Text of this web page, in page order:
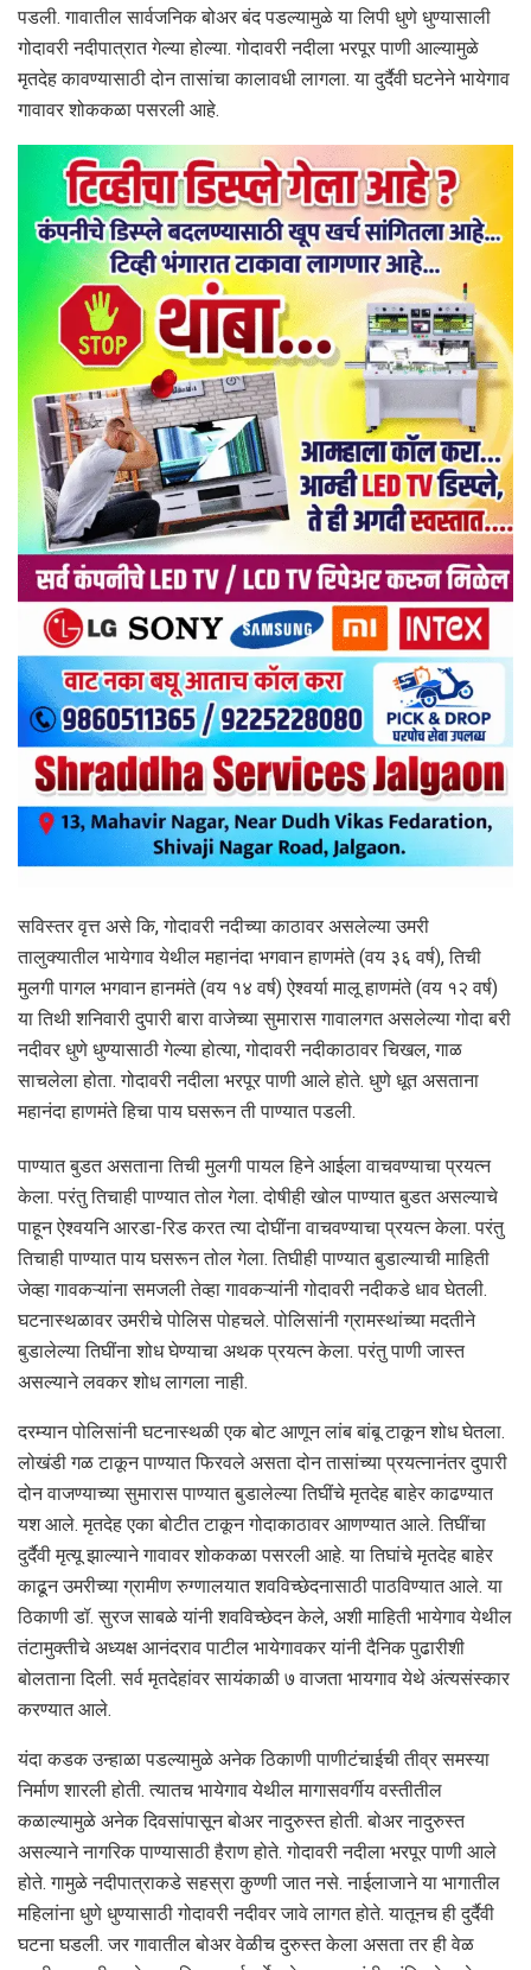
पडली. गावातील सार्वजनिक बोअर बंद पडल्यामुळे या लिपी धुणे धुण्यासाली
गोदावरी नदीपात्रात गेल्या होल्या. गोदावरी नदीला भरपूर पाणी आल्यामुळे
मृतदेह कावण्यासाठी दोन तासांचा कालावधी लागला. या दुर्दैवी घटनेने भायेगाव
गावावर शोककळा पसरली आहे.
सविस्तर वृत्त असे कि, गोदावरी नदीच्या काठावर असलेल्या उमरी
तालुक्यातील भायेगाव येथील महानंदा भगवान हाणमंते (वय ३६ वर्ष), तिची
मुलगी पागल भगवान हानमंते (वय १४ वर्ष) ऐश्वर्या मालू हाणमंते (वय १२ वर्ष)
या तिथी शनिवारी दुपारी बारा वाजेच्या सुमारास गावालगत असलेल्या गोदा बरी
नदीवर धुणे धुण्यासाठी गेल्या होत्या, गोदावरी नदीकाठावर चिखल, गाळ
साचलेला होता. गोदावरी नदीला भरपूर पाणी आले होते. धुणे धूत असताना
महानंदा हाणमंते हिचा पाय घसरून ती पाण्यात पडली.
पाण्यात बुडत असताना तिची मुलगी पायल हिने आईला वाचवण्याचा प्रयत्न
केला. परंतु तिचाही पाण्यात तोल गेला. दोषीही खोल पाण्यात बुडत असल्याचे
पाहून ऐश्वयनि आरडा-रिड करत त्या दोघींना वाचवण्याचा प्रयत्न केला. परंतु
तिचाही पाण्यात पाय घसरून तोल गेला. तिघीही पाण्यात बुडाल्याची माहिती
जेव्हा गावकऱ्यांना समजली तेव्हा गावकऱ्यांनी गोदावरी नदीकडे धाव घेतली.
घटनास्थळावर उमरीचे पोलिस पोहचले. पोलिसांनी ग्रामस्थांच्या मदतीने
बुडालेल्या तिघींना शोध घेण्याचा अथक प्रयत्न केला. परंतु पाणी जास्त
असल्याने लवकर शोध लागला नाही.
दरम्यान पोलिसांनी घटनास्थळी एक बोट आणून लांब बांबू टाकून शोध घेतला.
लोखंडी गळ टाकून पाण्यात फिरवले असता दोन तासांच्या प्रयत्नानंतर दुपारी
दोन वाजण्याच्या सुमारास पाण्यात बुडालेल्या तिघींचे मृतदेह बाहेर काढण्यात
यश आले. मृतदेह एका बोटीत टाकून गोदाकाठावर आणण्यात आले. तिघींचा
दुर्दैवी मृत्यू झाल्याने गावावर शोककळा पसरली आहे. या तिघांचे मृतदेह बाहेर
काढून उमरीच्या ग्रामीण रुग्णालयात शवविच्छेदनासाठी पाठविण्यात आले. या
ठिकाणी डॉ. सुरज साबळे यांनी शवविच्छेदन केले, अशी माहिती भायेगाव येथील
तंटामुक्तीचे अध्यक्ष आनंदराव पाटील भायेगावकर यांनी दैनिक पुढारीशी
बोलताना दिली. सर्व मृतदेहांवर सायंकाळी ७ वाजता भायगाव येथे अंत्यसंस्कार
करण्यात आले.
यंदा कडक उन्हाळा पडल्यामुळे अनेक ठिकाणी पाणीटंचाईची तीव्र समस्या
निर्माण शारली होती. त्यातच भायेगाव येथील मागासवर्गीय वस्तीतील
कळाल्यामुळे अनेक दिवसांपासून बोअर नादुरुस्त होती. बोअर नादुरुस्त
असल्याने नागरिक पाण्यासाठी हैराण होते. गोदावरी नदीला भरपूर पाणी आले
होते. गामुळे नदीपात्राकडे सहस्रा कुण्णी जात नसे. नाईलाजाने या भागातील
महिलांना धुणे धुण्यासाठी गोदावरी नदीवर जावे लागत होते. यातूनच ही दुर्दैवी
घटना घडली. जर गावातील बोअर वेळीच दुरुस्त केला असता तर ही वेळ